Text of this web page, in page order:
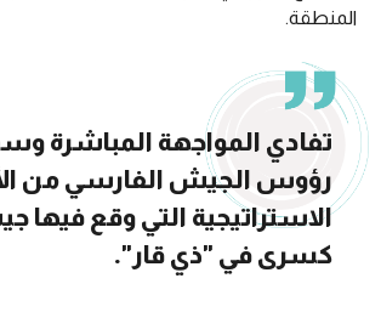
المنطقة.
تفادي المواجهة المباشرة
رؤوس الجيش الفارسي من
الاستراتيجية التي وقع فيها
كسرى في "ذي قار".